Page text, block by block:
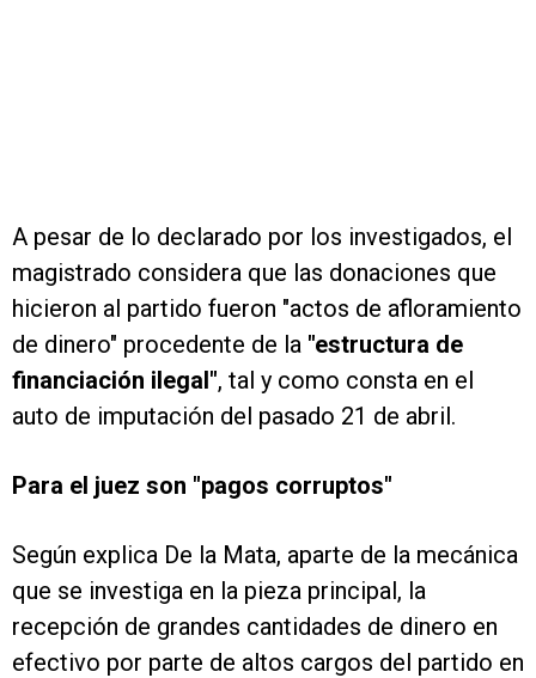
A pesar de lo declarado por los investigados, el
magistrado considera que las donaciones que
hicieron al partido fueron "actos de afloramiento
de dinero" procedente de la "estructura de
financiación ilegal", tal y como consta en el
auto de imputación del pasado 21 de abril.
Para el juez son "pagos corruptos"
Según explica De la Mata, aparte de la mecánica
que se investiga en la pieza principal, la
recepción de grandes cantidades de dinero en
efectivo por parte de altos cargos del partido en